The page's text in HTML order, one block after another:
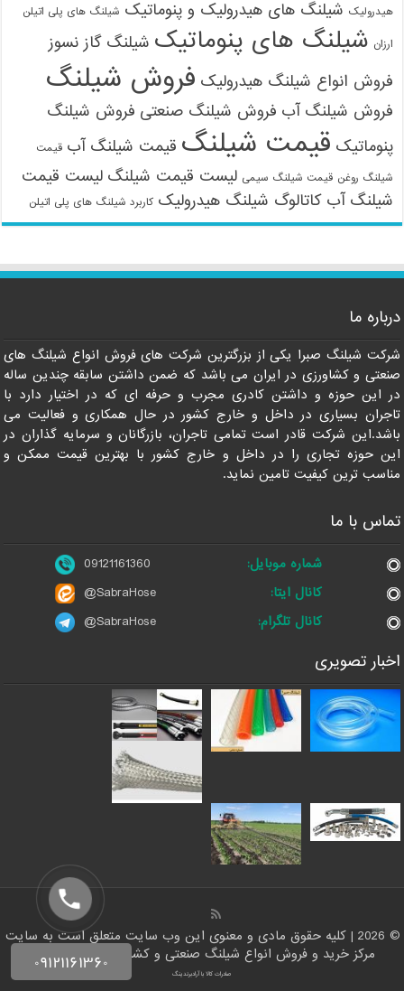
هیدرولیک شیلنگ های هیدرولیک و پنوماتیک شیلنگ های پلی اتیلن
ارزان شیلنگ های پنوماتیک شیلنگ گاز نسوز
فروش انواع شیلنگ هیدرولیک فروش شیلنگ
فروش شیلنگ آب فروش شیلنگ صنعتی فروش شیلنگ
پنوماتیک قیمت شیلنگ قیمت شیلنگ آب قیمت
شیلنگ روغن قیمت شیلنگ سیمی لیست قیمت شیلنگ لیست قیمت
شیلنگ آب کاتالوگ شیلنگ هیدرولیک کاربرد شیلنگ های پلی اتیلن
درباره ما
شرکت شیلنگ صبرا یکی از بزرگترین شرکت های فروش انواع شیلنگ های
صنعتی و کشاورزی در ایران می باشد که ضمن داشتن سابقه چندین ساله
در این حوزه و داشتن کادری مجرب و حرفه ای که در اختیار دارد با
تاجران بسیاری در داخل و خارج کشور در حال همکاری و فعالیت می
باشد.این شرکت قادر است تمامی تاجران، بازرگانان و سرمایه گذاران در
این حوزه تجاری را در داخل و خارج کشور با بهترین قیمت ممکن و
مناسب ترین کیفیت تامین نماید.
تماس با ما
شماره موبایل:
09121161360
کانال ایتا:
@SabraHose
کانال تلگرام:
@SabraHose
اخبار تصویری
© 2026 | کلیه حقوق مادی و معنوی این وب سایت متعلق است به سایت
مرکز خرید و فروش انواع شیلنگ صنعتی و کشاورزی | ایران شلنگ
صادرات کالا با آرادبرندینگ
09121161360